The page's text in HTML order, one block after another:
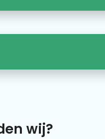
wij?